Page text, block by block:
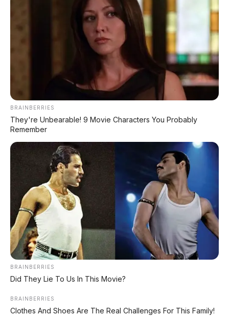
⚡ GAC Hyptec S600: SUV Listrik
Premium dengan Range 800 Km Siap
Hadir di Indonesia?
⚡ Xiaomi SkyNomad N90: SUV EREV
Premium dengan Range 1.705 Km
⚡ Leapmotor B01: Sedan Listrik Kompak
800V dengan Range 670 Km
⚡ Maextro V800: MPV Ultra-Mewah
EREV 531 HP Penantang Toyota Alphard
⚡ Hongqi G919: SUV Mewah Tangguh
EREV 831 HP Siap Menantang G-Class
⚡ Denza Z9 GT: Shooting Brake Listrik
1.156 PS Siap Meluncur di Indonesia
Baterai Semi-Solid-State & Range 610
Km
BRAINBERRIES
They're Unbearable! 9 Movie Characters You Probably
Remember
BRAINBERRIES
Did They Lie To Us In This Movie?
BRAINBERRIES
Clothes And Shoes Are The Real Challenges For This Family!